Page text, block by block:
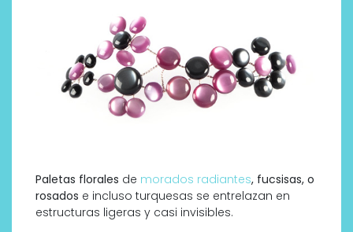
Paletas florales de morados radiantes, fucsisas, o
rosados e incluso turquesas se entrelazan en
estructuras ligeras y casi invisibles.